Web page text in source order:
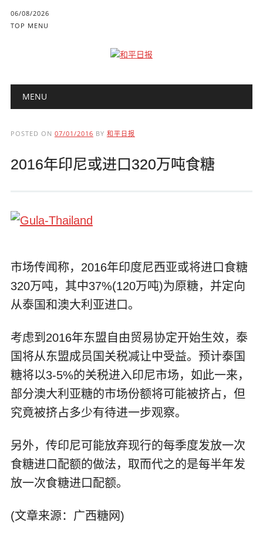
06/08/2026
TOP MENU
Main menu
MENU
POSTED ON 07/01/2016 BY 和平日报
2016年印尼或进口320万吨食糖
市场传闻称，2016年印度尼西亚或将进口食糖
320万吨，其中37%(120万吨)为原糖，并定向
从泰国和澳大利亚进口。
考虑到2016年东盟自由贸易协定开始生效，泰
国将从东盟成员国关税减让中受益。预计泰国
糖将以3-5%的关税进入印尼市场，如此一来，
部分澳大利亚糖的市场份额将可能被挤占，但
究竟被挤占多少有待进一步观察。
另外，传印尼可能放弃现行的每季度发放一次
食糖进口配额的做法，取而代之的是每半年发
放一次食糖进口配额。
(文章来源：广西糖网)